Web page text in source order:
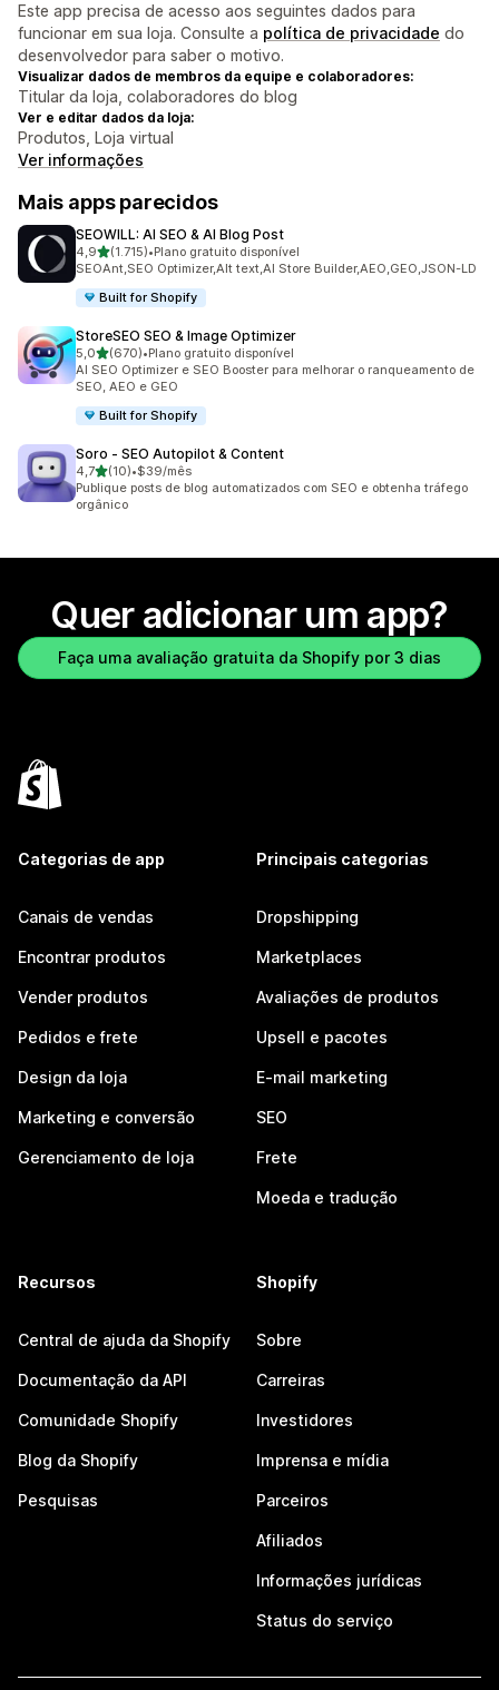
Este app precisa de acesso aos seguintes dados para
funcionar em sua loja. Consulte a política de privacidade do
desenvolvedor para saber o motivo.
Visualizar dados de membros da equipe e colaboradores:
Titular da loja, colaboradores do blog
Ver e editar dados da loja:
Produtos, Loja virtual
Ver informações
Mais apps parecidos
SEOWILL: AI SEO & AI Blog Post
4,9de 5 estrelas
(1.715)
1715 avaliações ao todo
•Plano gratuito disponível
SEOAnt,SEO Optimizer,Alt text,AI Store Builder,AEO,GEO,JSON-LD
Built for Shopify
StoreSEO SEO & Image Optimizer
5,0de 5 estrelas
(670)
670 avaliações ao todo
•Plano gratuito disponível
AI SEO Optimizer e SEO Booster para melhorar o ranqueamento de
SEO, AEO e GEO
Built for Shopify
Soro ‑ SEO Autopilot & Content
4,7de 5 estrelas
(10)
10 avaliações ao todo
•$39/mês
Publique posts de blog automatizados com SEO e obtenha tráfego
orgânico
Quer adicionar um app?
Faça uma avaliação gratuita da Shopify por 3 dias
Categorias de app
Canais de vendas
Encontrar produtos
Vender produtos
Pedidos e frete
Design da loja
Marketing e conversão
Gerenciamento de loja
Principais categorias
Dropshipping
Marketplaces
Avaliações de produtos
Upsell e pacotes
E-mail marketing
SEO
Frete
Moeda e tradução
Recursos
Central de ajuda da Shopify
Documentação da API
Comunidade Shopify
Blog da Shopify
Pesquisas
Shopify
Sobre
Carreiras
Investidores
Imprensa e mídia
Parceiros
Afiliados
Informações jurídicas
Status do serviço